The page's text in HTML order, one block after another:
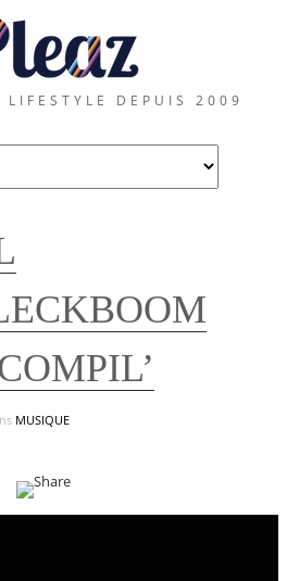
LIFESTYLE DEPUIS 2009
MUSIQUE